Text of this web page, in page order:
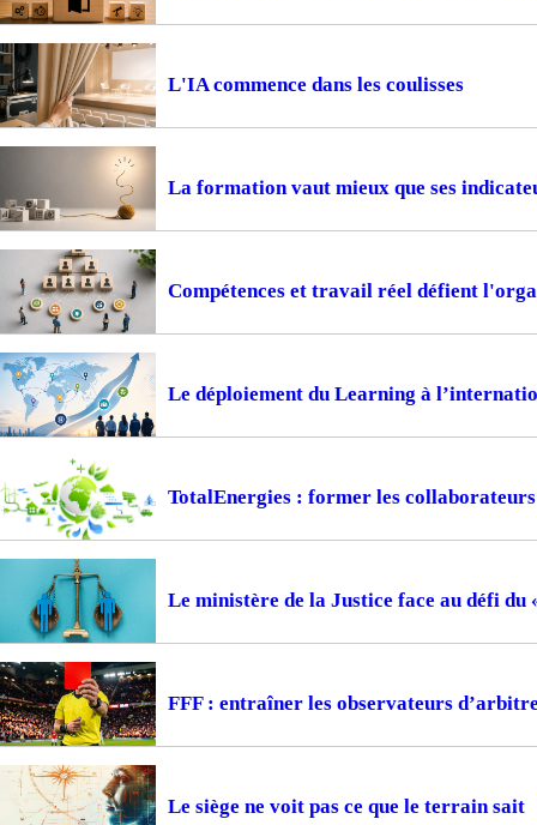
L'IA commence dans les coulisses
La formation vaut mieux que ses
Compétences et travail réel défient
Le déploiement du Learning à
TotalEnergies : former les
Le ministère de la Justice face au défi
FFF : entraîner les observateurs
Le siège ne voit pas ce que le terrain sait